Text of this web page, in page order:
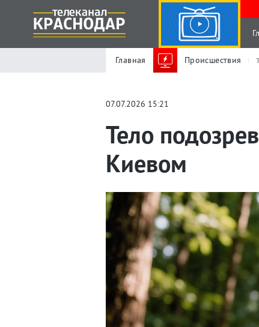
Главная Происшествия
07.07.2026 15:21
Тело
Киевом